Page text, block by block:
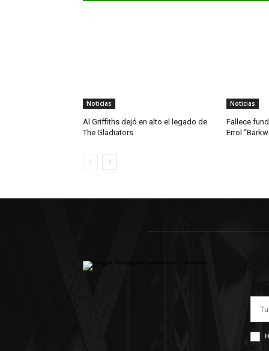
Noticias
Al Griffiths dejó en alto el legado de
The Gladiators
Noticias
Fallece
Errol